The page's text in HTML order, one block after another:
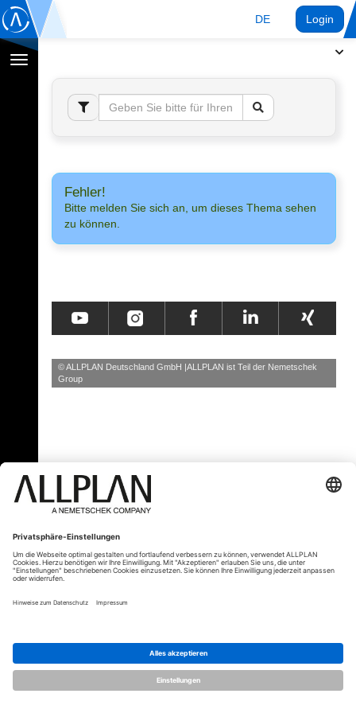
DE Login
Navigation
umschalten
Fehler!
Bitte melden Sie sich an, um dieses Thema sehen
zu können.
© ALLPLAN Deutschland GmbH ALLPLAN ist Teil der Nemetschek
Group